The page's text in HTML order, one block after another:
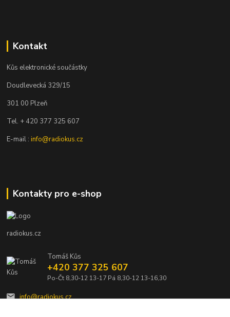
Kontakt
Kůs elektronické součástky
Doudlevecká 329/15
301 00 Plzeň
Tel. + 420 377 325 607
E-mail :info@radiokus.cz
Kontakty pro e-shop
radiokus.cz
Tomáš Kůs
+420 377 325 607
Po-Čt 8,30-12 13-17 Pá 8,30-12 13-16,30
info@radiokus.cz